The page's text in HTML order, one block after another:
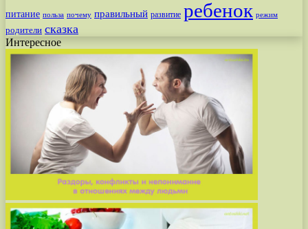
питание польза почему правильный развитие ребенок режим
родители сказка
Интересное